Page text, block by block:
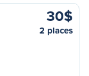
30$
2 places